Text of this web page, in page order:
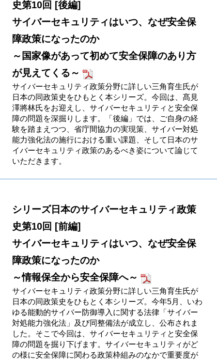
史第10回 [後編]
サイバーセキュリティはいつ、なぜ安全保
障政策になったのか
～国家像があって初めて安全保障のあり方
が見えてくる～
サイバーセキュリティ政策分野に詳しい三角育生氏が
日本の同政策史をひもとく本シリーズ。今回は、髙見
澤將林氏をお迎えし、サイバーセキュリティと安全保
障の問題を深掘りします。「後編」では、ご自身の経
験を踏まえつつ、省庁間協力の実現策、サイバー対処
能力強化法の施行における重い課題、そして日本のサ
イバーセキュリティ政策のあるべき姿について論じて
いただきます。
シリーズ日本のサイバーセキュリティ政策
史第10回 [前編]
サイバーセキュリティはいつ、なぜ安全保
障政策になったのか
～情報保全から安全保障へ～
サイバーセキュリティ政策分野に詳しい三角育生氏が
日本の同政策史をひもとく本シリーズ。今年5月、いわ
ゆる能動的サイバー防御導入に関する法律「サイバー
対処能力強化法」及び同整備法が成立し、公布されま
した。そこで今回は、サイバーセキュリティと安全保
障の問題を掘り下げます。サイバーセキュリティがど
の様に安全保障に関わる政策枠組みのなかで重要度が